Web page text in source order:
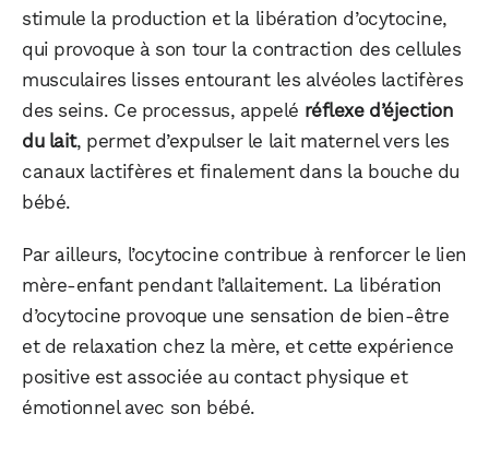
stimule la production et la libération d’ocytocine,
qui provoque à son tour la contraction des cellules
musculaires lisses entourant les alvéoles lactifères
des seins. Ce processus, appelé réflexe d’éjection
du lait, permet d’expulser le lait maternel vers les
canaux lactifères et finalement dans la bouche du
bébé.
Par ailleurs, l’ocytocine contribue à renforcer le lien
mère-enfant pendant l’allaitement. La libération
d’ocytocine provoque une sensation de bien-être
et de relaxation chez la mère, et cette expérience
positive est associée au contact physique et
émotionnel avec son bébé.